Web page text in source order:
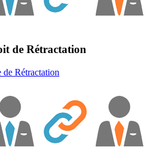
de Rétractation
de Rétractation